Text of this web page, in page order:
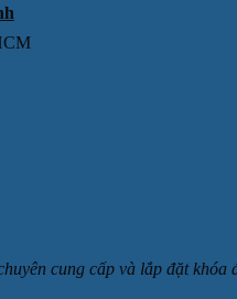
cung cấp và lắp đặt